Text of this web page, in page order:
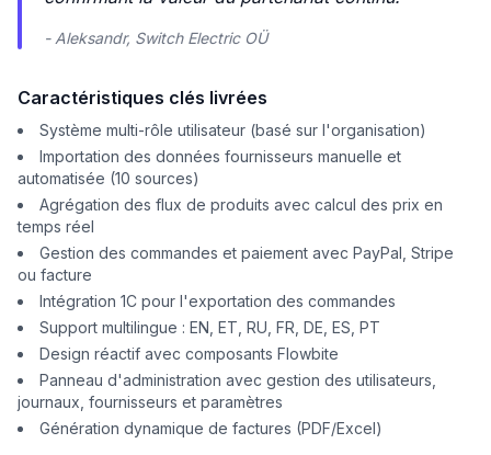
- Aleksandr, Switch Electric OÜ
Caractéristiques clés livrées
Système multi-rôle utilisateur (basé sur l'organisation)
Importation des données fournisseurs manuelle et
automatisée (10 sources)
Agrégation des flux de produits avec calcul des prix en
temps réel
Gestion des commandes et paiement avec PayPal, Stripe
ou facture
Intégration 1C pour l'exportation des commandes
Support multilingue : EN, ET, RU, FR, DE, ES, PT
Design réactif avec composants Flowbite
Panneau d'administration avec gestion des utilisateurs,
journaux, fournisseurs et paramètres
Génération dynamique de factures (PDF/Excel)